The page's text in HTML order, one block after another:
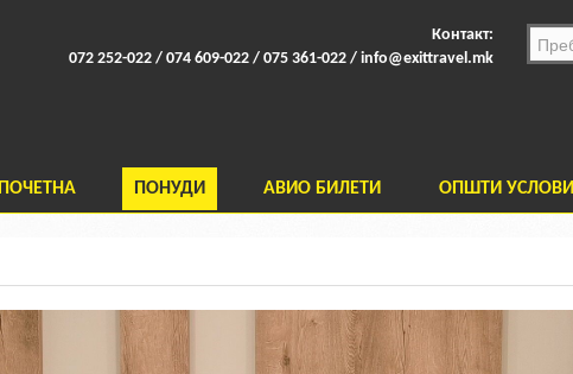
Контакт:
072 252-022 / 074 609-022 / 075 361-022 / info@exittravel.mk
ПОЧЕТНА ПОНУДИ АВИО БИЛЕТИ ОПШТИ УСЛОВИ